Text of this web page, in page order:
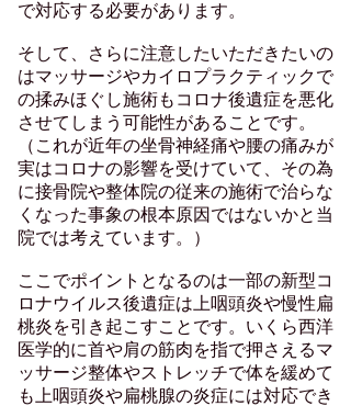
で対応する必要があります。
そして、さらに注意したいただきたいの
はマッサージやカイロプラクティックで
の揉みほぐし施術もコロナ後遺症を悪化
させてしまう可能性があることです。
（これが近年の坐骨神経痛や腰の痛みが
実はコロナの影響を受けていて、その為
に接骨院や整体院の従来の施術で治らな
くなった事象の根本原因ではないかと当
院では考えています。）
ここでポイントとなるのは一部の新型コ
ロナウイルス後遺症は上咽頭炎や慢性扁
桃炎を引き起こすことです。いくら西洋
医学的に首や肩の筋肉を指で押さえるマ
ッサージ整体やストレッチで体を緩めて
も上咽頭炎や扁桃腺の炎症には対応でき